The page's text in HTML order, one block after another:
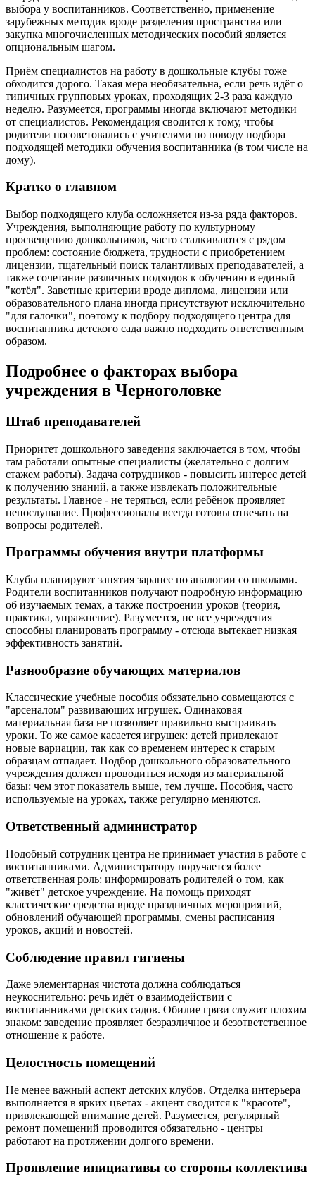
выбора у воспитанников. Соответственно, применение
зарубежных методик вроде разделения пространства или
закупка многочисленных методических пособий является
опциональным шагом.
Приём специалистов на работу в дошкольные клубы тоже
обходится дорого. Такая мера необязательна, если речь идёт о
типичных групповых уроках, проходящих 2-3 раза каждую
неделю. Разумеется, программы иногда включают методики
от специалистов. Рекомендация сводится к тому, чтобы
родители посоветовались с учителями по поводу подбора
подходящей методики обучения воспитанника (в том числе на
дому).
Кратко о главном
Выбор подходящего клуба осложняется из-за ряда факторов.
Учреждения, выполняющие работу по культурному
просвещению дошкольников, часто сталкиваются с рядом
проблем: состояние бюджета, трудности с приобретением
лицензии, тщательный поиск талантливых преподавателей, а
также сочетание различных подходов к обучению в единый
"котёл". Заветные критерии вроде диплома, лицензии или
образовательного плана иногда присутствуют исключительно
"для галочки", поэтому к подбору подходящего центра для
воспитанника детского сада важно подходить ответственным
образом.
Подробнее о факторах выбора
учреждения в Черноголовке
Штаб преподавателей
Приоритет дошкольного заведения заключается в том, чтобы
там работали опытные специалисты (желательно с долгим
стажем работы). Задача сотрудников - повысить интерес детей
к получению знаний, а также извлекать положительные
результаты. Главное - не теряться, если ребёнок проявляет
непослушание. Профессионалы всегда готовы отвечать на
вопросы родителей.
Программы обучения внутри платформы
Клубы планируют занятия заранее по аналогии со школами.
Родители воспитанников получают подробную информацию
об изучаемых темах, а также построении уроков (теория,
практика, упражнение). Разумеется, не все учреждения
способны планировать программу - отсюда вытекает низкая
эффективность занятий.
Разнообразие обучающих материалов
Классические учебные пособия обязательно совмещаются с
"арсеналом" развивающих игрушек. Одинаковая
материальная база не позволяет правильно выстраивать
уроки. То же самое касается игрушек: детей привлекают
новые вариации, так как со временем интерес к старым
образцам отпадает. Подбор дошкольного образовательного
учреждения должен проводиться исходя из материальной
базы: чем этот показатель выше, тем лучше. Пособия, часто
используемые на уроках, также регулярно меняются.
Ответственный администратор
Подобный сотрудник центра не принимает участия в работе с
воспитанниками. Администратору поручается более
ответственная роль: информировать родителей о том, как
"живёт" детское учреждение. На помощь приходят
классические средства вроде праздничных мероприятий,
обновлений обучающей программы, смены расписания
уроков, акций и новостей.
Соблюдение правил гигиены
Даже элементарная чистота должна соблюдаться
неукоснительно: речь идёт о взаимодействии с
воспитанниками детских садов. Обилие грязи служит плохим
знаком: заведение проявляет безразличное и безответственное
отношение к работе.
Целостность помещений
Не менее важный аспект детских клубов. Отделка интерьера
выполняется в ярких цветах - акцент сводится к "красоте",
привлекающей внимание детей. Разумеется, регулярный
ремонт помещений проводится обязательно - центры
работают на протяжении долгого времени.
Проявление инициативы со стороны коллектива